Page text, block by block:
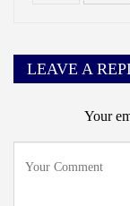
LEAVE A
Your